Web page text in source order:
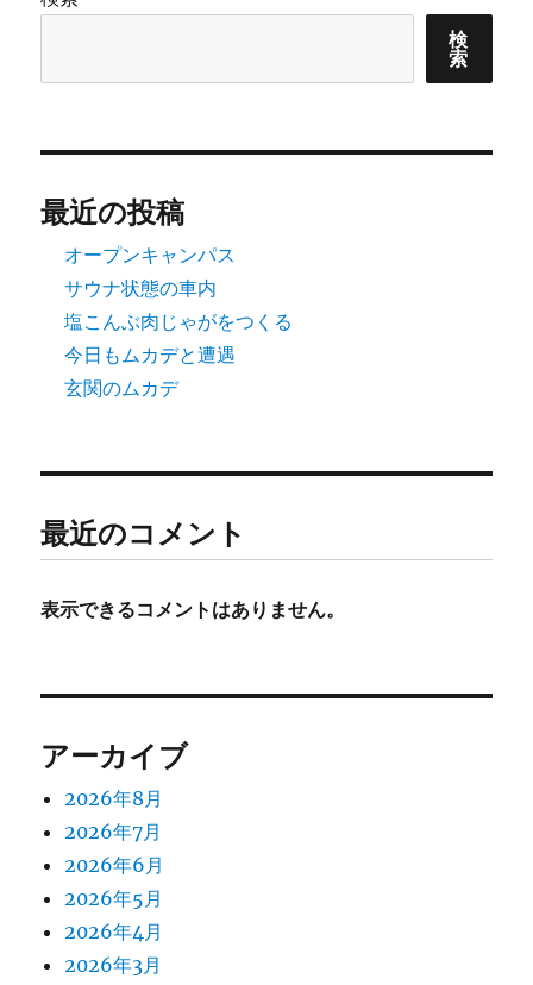
ン
検
索
最近の投稿
オープンキャンパス
サウナ状態の車内
塩こんぶ肉じゃがをつくる
今日もムカデと遭遇
玄関のムカデ
最近のコメント
表示できるコメントはありません。
アーカイブ
2026年8月
2026年7月
2026年6月
2026年5月
2026年4月
2026年3月